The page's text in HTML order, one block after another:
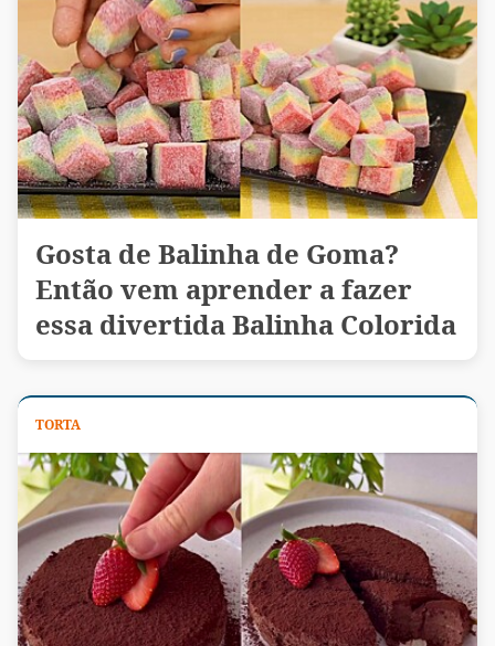
Gosta de Balinha de Goma?
Então vem aprender a fazer
essa divertida Balinha Colorida
TORTA